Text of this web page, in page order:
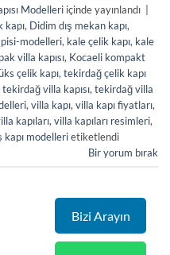
Modelleri içinde yayınlandı
kapı, Didim dış mekan kapı,
modelleri, kale çelik kapı, kale
villa kapısı, Kocaeli kompakt
çelik kapı, tekirdağ çelik kapı
tekirdağ villa kapısı, tekirdağ villa
, villa kapı, villa kapı fiyatları,
kapıları, villa kapıları resimleri,
kapı modellerietiketlendi
Bir yorum bırak
Bizi Arayın